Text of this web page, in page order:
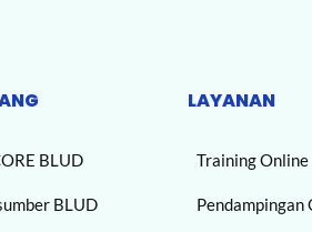
BLUD
BLUD
LAYANAN
Training Online
Pendampingan